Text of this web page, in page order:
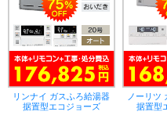
リンナイ ガスふろ給湯器
据置型エコジョーズ
ノーリツ
据置型